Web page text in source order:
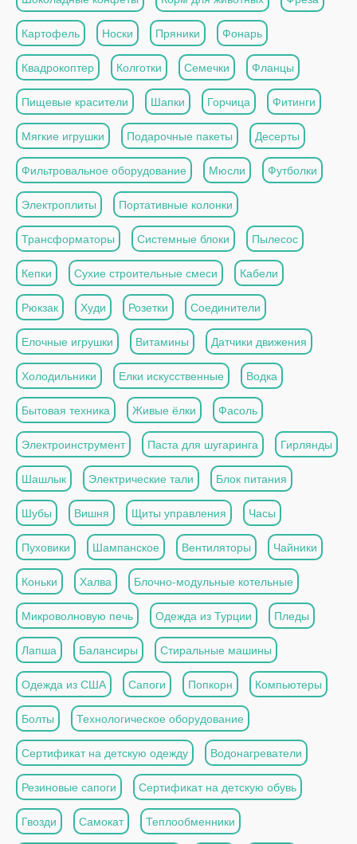
Картофель Носки Пряники Фонарь
Квадрокоптер Колготки Семечки Фланцы
Пищевые красители Шапки Горчица Фитинги
Мягкие игрушки Подарочные пакеты Десерты
Фильтровальное оборудование Мюсли Футболки
Электроплиты Портативные колонки
Трансформаторы Системные блоки Пылесос
Кепки Сухие строительные смеси Кабели
Рюкзак Худи Розетки Соединители
Елочные игрушки Витамины Датчики движения
Холодильники Елки искусственные Водка
Бытовая техника Живые ёлки Фасоль
Электроинструмент Паста для шугаринга Гирлянды
Шашлык Электрические тали Блок питания
Шубы Вишня Щиты управления Часы
Пуховики Шампанское Вентиляторы Чайники
Коньки Халва Блочно-модульные котельные
Микроволновую печь Одежда из Турции Пледы
Лапша Балансиры Стиральные машины
Одежда из США Сапоги Попкорн Компьютеры
Болты Технологическое оборудование
Сертификат на детскую одежду Водонагреватели
Резиновые сапоги Сертификат на детскую обувь
Гвозди Самокат Теплообменники